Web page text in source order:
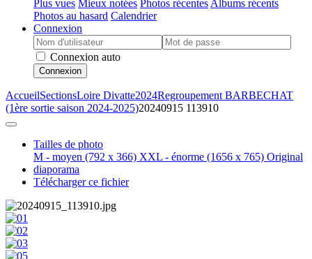
Plus vues Mieux notées Photos récentes Albums récents
Photos au hasard Calendrier
Connexion
Connexion auto
Connexion
AccueilSectionsLoire Divatte2024Regroupement BARBECHAT
(1ère sortie saison 2024-2025)20240915 113910
Tailles de photo
M - moyen (792 x 366) XXL - énorme (1656 x 765) Original
diaporama
Télécharger ce fichier